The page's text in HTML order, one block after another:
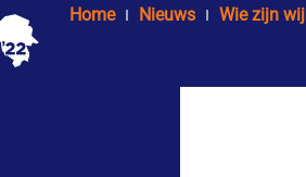
Home Nieuws Wie zijn wij